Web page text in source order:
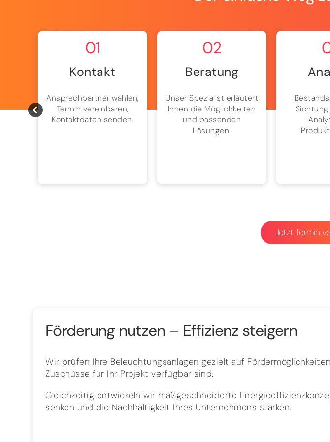
01
Kontakt
Ansprechpartner wählen,
Termin vereinbaren,
Kontaktdaten senden.
02
Beratung
Unser Spezialist erläutert
Ihnen die Möglichkeiten
und passenden
Lösungen.
Sichtung
Jetzt Termin
Förderung nutzen – Effizienz steigern
Wir prüfen Ihre Beleuchtungsanlagen gezielt auf
Zuschüsse für Ihr Projekt verfügbar sind.
Gleichzeitig entwickeln wir maßgeschneiderte
senken und die Nachhaltigkeit Ihres Unternehmens stärken.